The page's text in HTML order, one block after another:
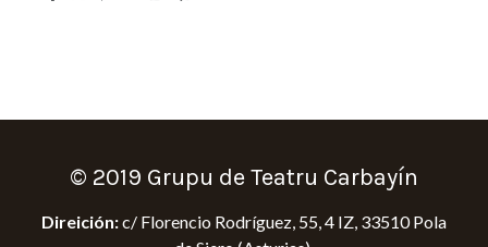
© 2019 Grupu de Teatru Carbayín
Direición:c/ Florencio Rodríguez, 55, 4 IZ, 33510 Pola